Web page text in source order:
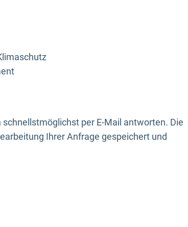
per E-Mail antworten. Die
Ihrer Anfrage gespeichert und